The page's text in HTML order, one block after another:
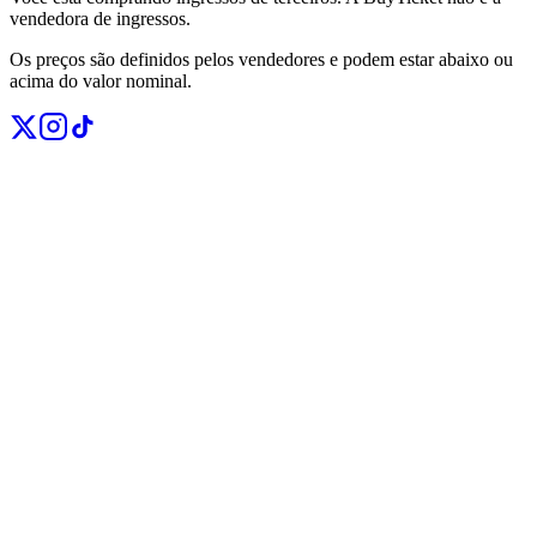
vendedora de ingressos.
Os preços são definidos pelos vendedores e podem estar abaixo ou
acima do valor nominal.